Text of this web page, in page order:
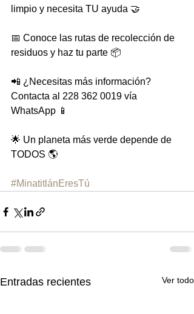
limpio y necesita TU ayuda 🤝
📅 Conoce las rutas de recolección de
residuos y haz tu parte 📦
📲 ¿Necesitas más información?
Contacta al 228 362 0019 vía
WhatsApp 📱
🌟 Un planeta más verde depende de
TODOS 🌎
#MinatitlánEresTú
Entradas recientes Ver todo